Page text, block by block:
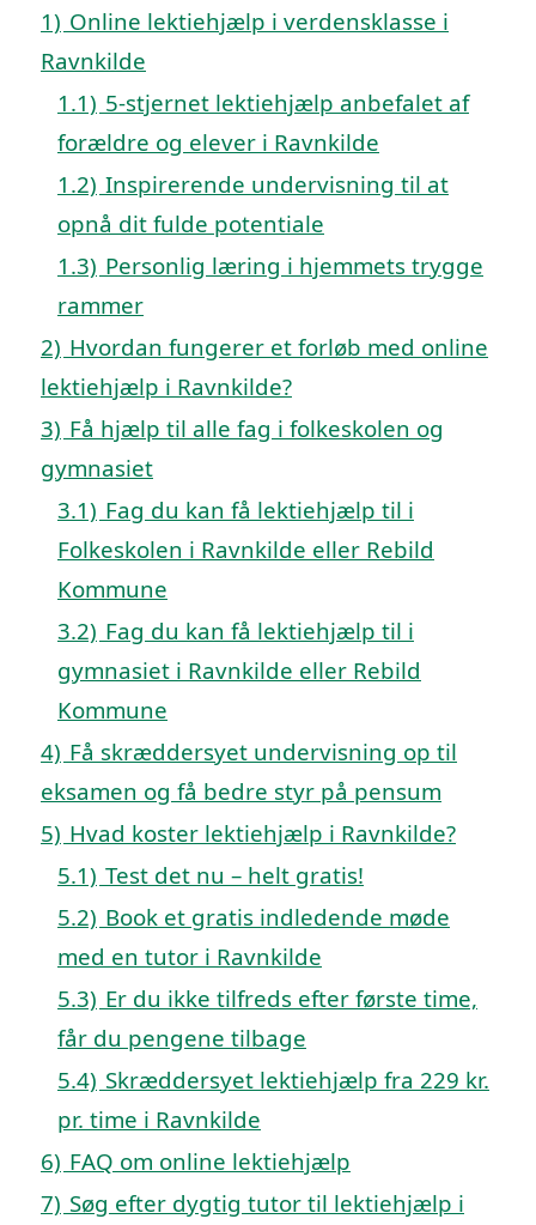
1) Online lektiehjælp i verdensklasse i
Ravnkilde
1.1) 5-stjernet lektiehjælp anbefalet af
forældre og elever i Ravnkilde
1.2) Inspirerende undervisning til at
opnå dit fulde potentiale
1.3) Personlig læring i hjemmets trygge
rammer
2) Hvordan fungerer et forløb med online
lektiehjælp i Ravnkilde?
3) Få hjælp til alle fag i folkeskolen og
gymnasiet
3.1) Fag du kan få lektiehjælp til i
Folkeskolen i Ravnkilde eller Rebild
Kommune
3.2) Fag du kan få lektiehjælp til i
gymnasiet i Ravnkilde eller Rebild
Kommune
4) Få skræddersyet undervisning op til
eksamen og få bedre styr på pensum
5) Hvad koster lektiehjælp i Ravnkilde?
5.1) Test det nu – helt gratis!
5.2) Book et gratis indledende møde
med en tutor i Ravnkilde
5.3) Er du ikke tilfreds efter første time,
får du pengene tilbage
5.4) Skræddersyet lektiehjælp fra 229 kr.
pr. time i Ravnkilde
6) FAQ om online lektiehjælp
7) Søg efter dygtig tutor til lektiehjælp i